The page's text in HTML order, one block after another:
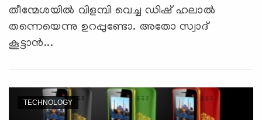
തീന്മേശയില്‍ വിളമ്പി വെച്ച ഡിഷ് ഹലാല്‍
തന്നെയെന്നു ഉറപ്പുണ്ടോ. അതോ സ്വാദ്
കൂട്ടാന്‍...
TECHNOLOGY